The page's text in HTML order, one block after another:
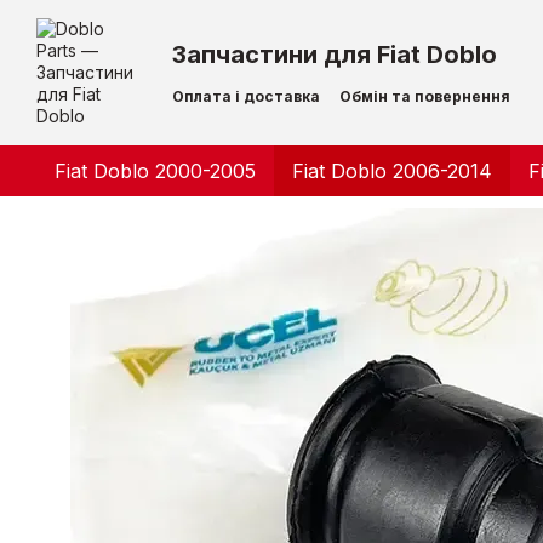
Перейти до основного контенту
Запчастини для Fiat Doblo
Оплата і доставка
Обмін та повернення
Fiat Doblo 2000-2005 Fiat Doblo 2006-2014